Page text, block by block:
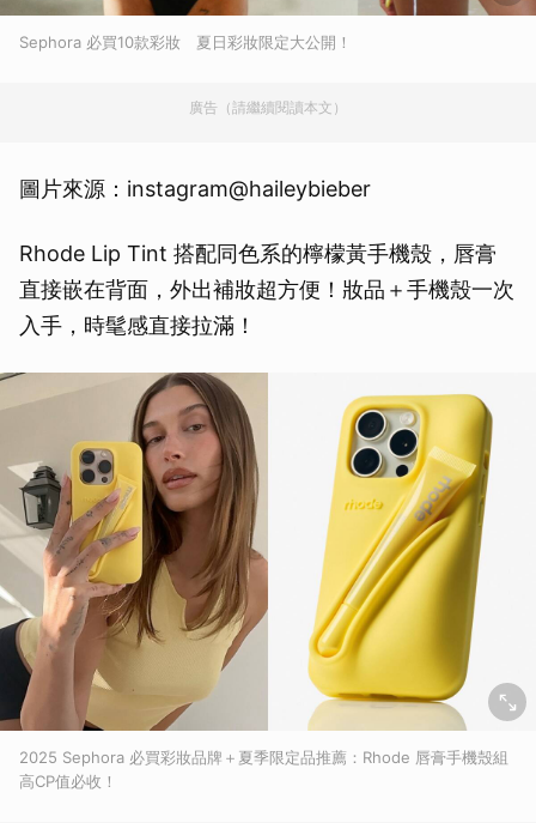
Sephora 必買10款彩妝 夏日彩妝限定大公開！
廣告（請繼續閱讀本文）
圖片來源：instagram@haileybieber
Rhode Lip Tint 搭配同色系的檸檬黃手機殼，唇膏
直接嵌在背面，外出補妝超方便！妝品＋手機殼一次
入手，時髦感直接拉滿！
2025 Sephora 必買彩妝品牌＋夏季限定品推薦：Rhode 唇膏手機殼組
高CP值必收！